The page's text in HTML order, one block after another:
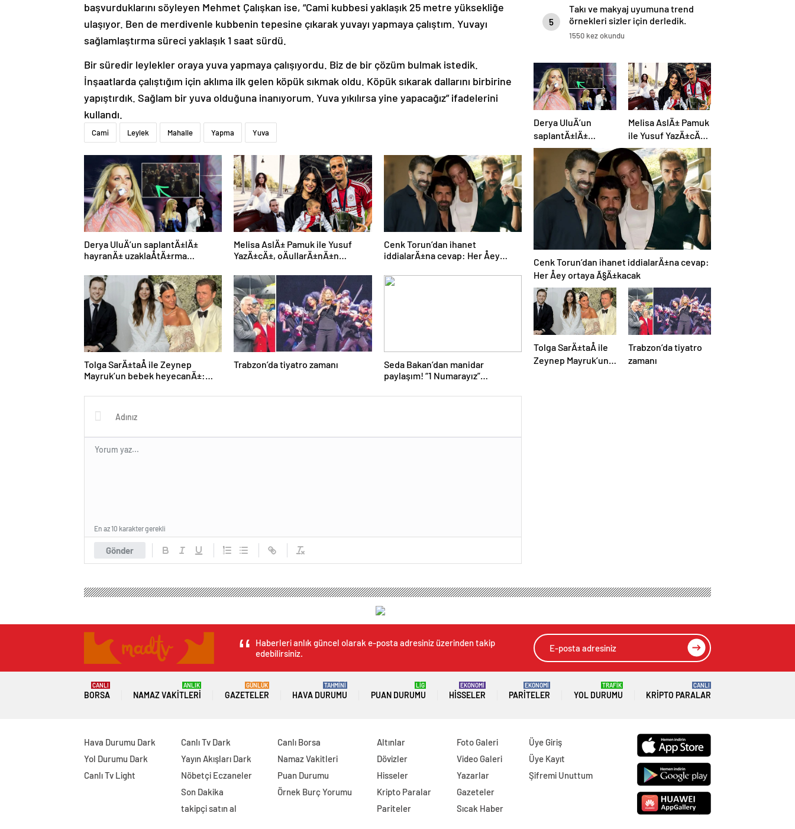
başvurduklarını söyleyen Mehmet Çalışkan ise, “Cami kubbesi yaklaşık 25 metre yüksekliğe
ulaşıyor. Ben de merdivenle kubbenin tepesine çıkarak yuvayı yapmaya çalıştım. Yuvayı
sağlamlaştırma süreci yaklaşık 1 saat sürdü.
Bir süredir leylekler oraya yuva yapmaya çalışıyordu. Biz de bir çözüm bulmak istedik.
İnşaatlarda çalıştığım için aklıma ilk gelen köpük sıkmak oldu. Köpük sıkarak dallarını birbirine
yapıştırdık. Sağlam bir yuva olduğuna inanıyorum. Yuva yıkılırsa yine yapacağız” ifadelerini
kullandı.
Cami Leylek Mahalle Yapma Yuva
Derya UluÄ’un saplantÄ±lÄ±
hayranÄ± uzaklaÅtÄ±rma
sÄ±radan konseri izledi
Melisa AslÄ± Pamuk ile Yusuf
YazÄ±cÄ±, oÄullarÄ±nÄ±n
Cenk Torun’dan ihanet
iddialarÄ±na cevap: Her Åey
Tolga SarÄ±taÅ ile Zeynep
Mayruk’un bebek heyecanÄ±:
Trabzon’da tiyatro zamanı
Seda Bakan’dan manidar
paylaşım! “1 Numarayız”
gönderme gündeme bomba gibi
Gönder
En az 10 karakter gerekli
5
Takı ve makyaj uyumuna trend
örnekleri sizler için derledik.
1550 kez okundu
Derya UluÄ’un
saplantÄ±lÄ±
hayranÄ±
uzaklaÅtÄ±rma
kararÄ±nÄ± hiÃ§e
saydÄ±, Ã¶n
sÄ±radan konseri
izledi
Melisa AslÄ± Pamuk
ile Yusuf YazÄ±cÄ±,
oÄullarÄ±nÄ±n
yÃ¼zÃ¼nÃ¼ ilk kez
gÃ¶sterdi
Cenk Torun’dan ihanet iddialarÄ±na cevap:
Her Åey ortaya Ã§Ä±kacak
Tolga SarÄ±taÅ ile
Zeynep Mayruk’un
Trabzon’da tiyatro
zamanı
Haberleri anlık güncel olarak e-posta adresiniz üzerinden takip
edebilirsiniz.
BORSA
CANLI
NAMAZ VAKITLERI
ANLIK
GAZETELER
GÜNLÜK
HAVA DURUMU
TAHMİNİ
PUAN DURUMU
LİG
HISSELER
EKONOMİ
PARITELER
EKONOMİ
YOL DURUMU
TRAFİK
KRIPTO PARALAR
CANLI
Hava Durumu Dark
Yol Durumu Dark
Canlı Tv Light
Canlı Tv Dark
Yayın Akışları Dark
Nöbetçi Eczaneler
Son Dakika
takipçi satın al
Canlı Borsa
Namaz Vakitleri
Puan Durumu
Örnek Burç Yorumu
Altınlar
Dövizler
Hisseler
Kripto Paralar
Pariteler
Foto Galeri
Video Galeri
Yazarlar
Gazeteler
Sıcak Haber
Üye Giriş
Üye Kayıt
Şifremi Unuttum